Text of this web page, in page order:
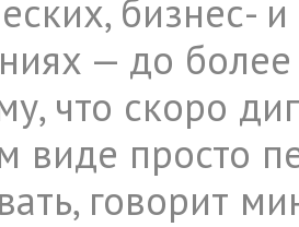
бизнес-
— до
что скоро
виде просто
говорит